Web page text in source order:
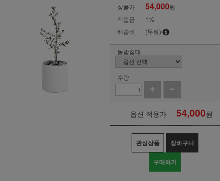
상품가 54,000원
적립금
1%
배송비
(무료)
물받침대
수량
옵션 적용가 54,000원
관심상품 장바구니
구매하기